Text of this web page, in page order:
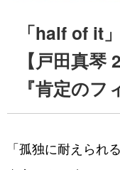
「half of it
【戸田真琴
『肯定のフ
「孤独に耐えられ